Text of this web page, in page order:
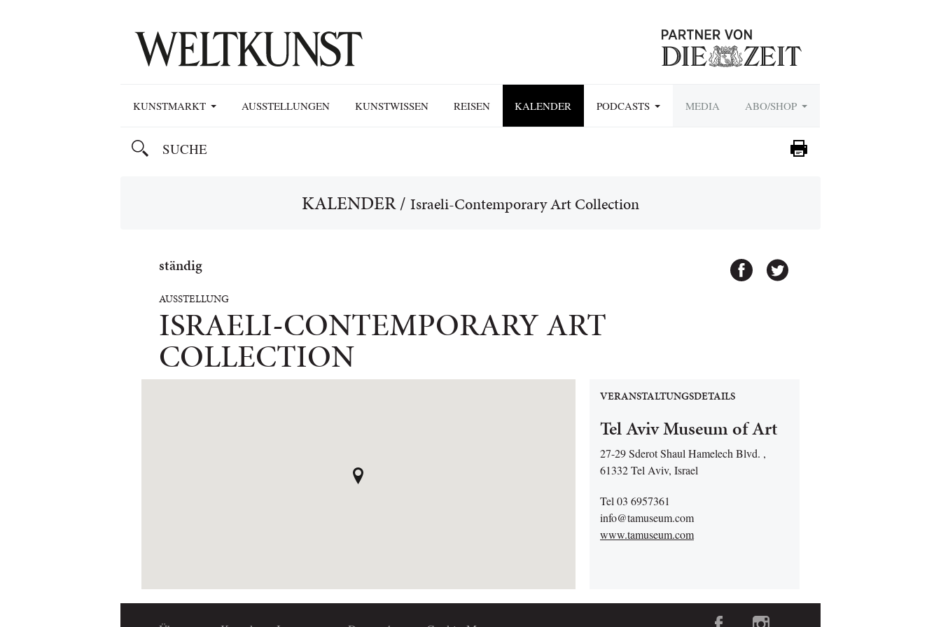
KUNSTMARKT AUSSTELLUNGEN KUNSTWISSEN REISEN KALENDER PODCASTS MEDIA ABO/SHOP
KALENDER/ Israeli-Contemporary Art Collection
ständig
AUSSTELLUNG
ISRAELI-CONTEMPORARY ART
COLLECTION
VERANSTALTUNGSDETAILS
Tel Aviv Museum of Art
27-29 Sderot Shaul Hamelech Blvd. ,
61332 Tel Aviv, Israel
Tel 03 6957361
info@tamuseum.com
www.tamuseum.com